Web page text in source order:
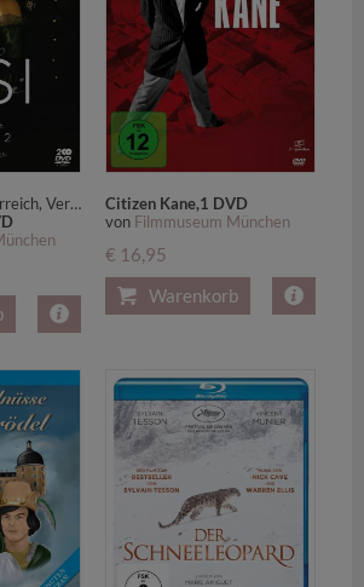
Deutschland, Österreich, Vereinigte Staaten von Amerika
Citizen Kane,1 DVD
von Filmmuseum München
€ 16,95
Warenkorb